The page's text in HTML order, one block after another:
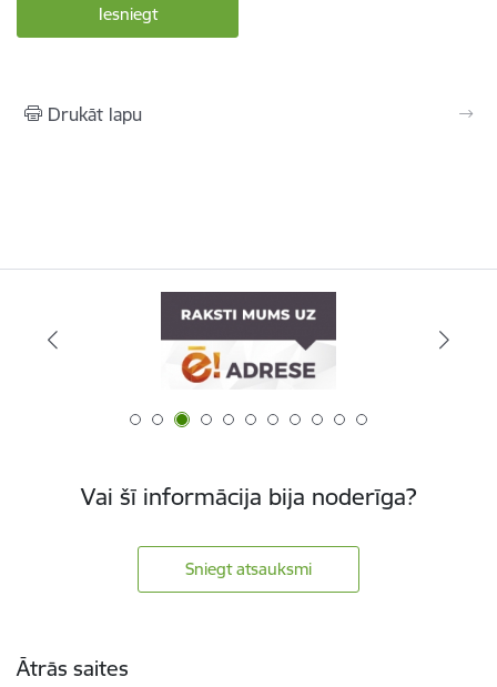
Drukāt lapu
Vai šī informācija bija noderīga?
Sniegt atsauksmi
Ātrās saites